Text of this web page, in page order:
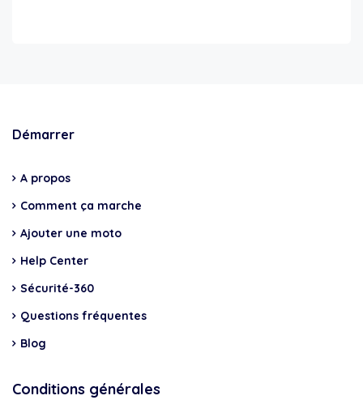
Démarrer
A propos
Comment ça marche
Ajouter une moto
Help Center
Sécurité-360
Questions fréquentes
Blog
Conditions générales